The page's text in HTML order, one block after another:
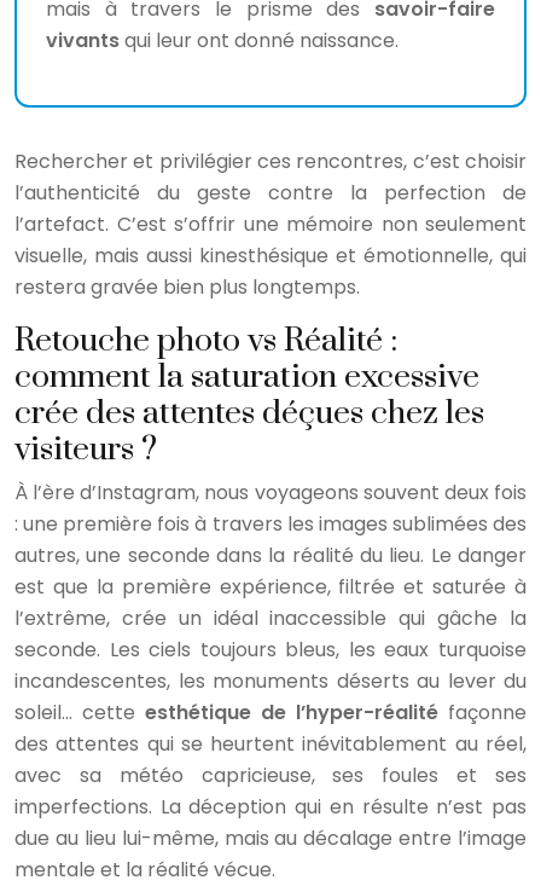
mais à travers le prisme des savoir-faire
vivantsqui leur ont donné naissance.
Rechercher et privilégier ces rencontres, c’est choisir
l’authenticité du geste contre la perfection de
l’artefact. C’est s’offrir une mémoire non seulement
visuelle, mais aussi kinesthésique et émotionnelle, qui
restera gravée bien plus longtemps.
Retouche photo vs Réalité :
comment la saturation excessive
crée des attentes déçues chez les
visiteurs ?
À l’ère d’Instagram, nous voyageons souvent deux fois
: une première fois à travers les images sublimées des
autres, une seconde dans la réalité du lieu. Le danger
est que la première expérience, filtrée et saturée à
l’extrême, crée un idéal inaccessible qui gâche la
seconde. Les ciels toujours bleus, les eaux turquoise
incandescentes, les monuments déserts au lever du
soleil… cette esthétique de l’hyper-réalité façonne
des attentes qui se heurtent inévitablement au réel,
avec sa météo capricieuse, ses foules et ses
imperfections. La déception qui en résulte n’est pas
due au lieu lui-même, mais au décalage entre l’image
mentale et la réalité vécue.